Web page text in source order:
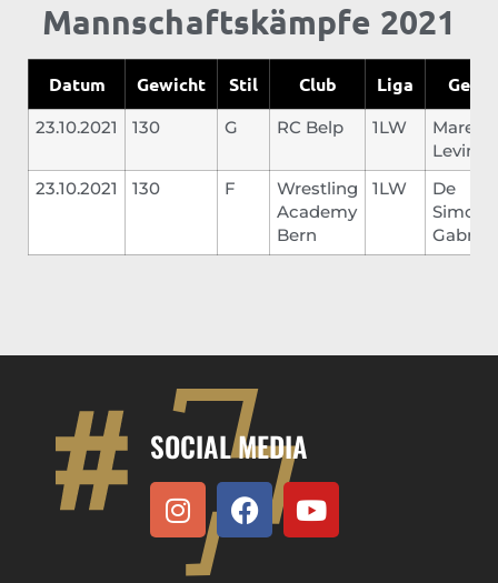
Mannschaftskämpfe 2021
Datum Gewicht Stil Club Liga
23.10.2021 130 G RC Belp 1LW
Levin
23.10.2021
130 F
Wrestling
Academy
Bern
1LW
De
Simone
SOCIAL MEDIA